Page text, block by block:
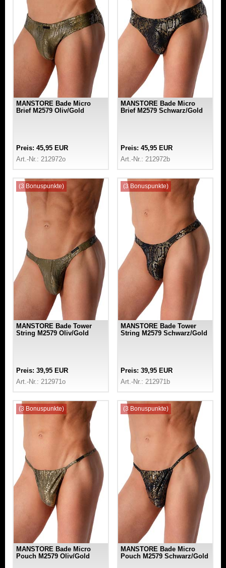
MANSTORE Bade Micro
Brief M2579 Oliv/Gold
Preis: 45,95 EUR
Art.-Nr.: 212972o
MANSTORE Bade Micro
Brief M2579 Schwarz/Gold
Preis: 45,95 EUR
Art.-Nr.: 212972b
(3 Bonuspunkte)
MANSTORE Bade Tower
String M2579 Oliv/Gold
Preis: 39,95 EUR
Art.-Nr.: 212971o
(3 Bonuspunkte)
MANSTORE Bade Tower
String M2579 Schwarz/Gold
Preis: 39,95 EUR
Art.-Nr.: 212971b
(3 Bonuspunkte)
MANSTORE Bade Micro
Pouch M2579 Oliv/Gold
(3 Bonuspunkte)
MANSTORE Bade Micro
Pouch M2579 Schwarz/Gold